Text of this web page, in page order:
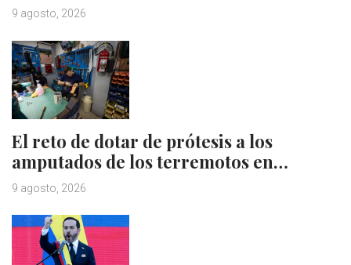
9 agosto, 2026
El reto de dotar de prótesis a los
amputados de los terremotos en…
9 agosto, 2026